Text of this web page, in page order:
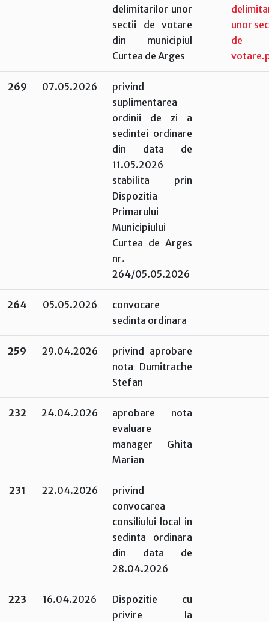
delimitarilor unor
sectii de votare
din municipiul
Curtea de Arges
unor
de
269 07.05.2026
privind
suplimentarea
ordinii de zi a
sedintei ordinare
din data de
11.05.2026
stabilita prin
Dispozitia
Primarului
Municipiului
Curtea de Arges
nr.
264/05.05.2026
264 05.05.2026
convocare
sedinta ordinara
259 29.04.2026
privind aprobare
nota Dumitrache
Stefan
232 24.04.2026
aprobare nota
evaluare
manager Ghita
Marian
231 22.04.2026
privind
convocarea
consiliului local in
sedinta ordinara
din data de
28.04.2026
223 16.04.2026
Dispozitie cu
privire la